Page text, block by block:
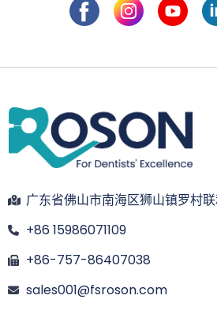
广东省佛山市南海区狮山镇罗村
+86 15986071109
+86-757-86407038
sales001@fsroson.com